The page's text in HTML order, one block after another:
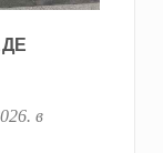
. в